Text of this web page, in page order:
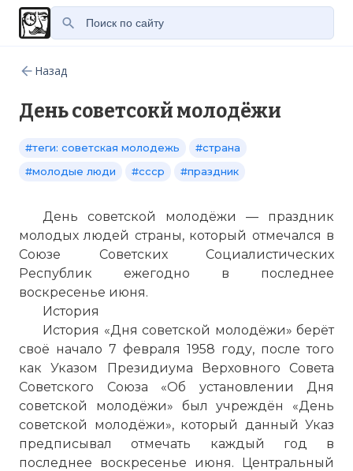
Назад
День советсокй молодёжи
#теги: советская молодежь
#страна
#молодые люди
#ссср #праздник
День советской молодёжи — праздник
молодых людей страны, который отмечался в
Союзе Советских Социалистических
Республик ежегодно в последнее
воскресенье июня.
История
История «Дня советской молодёжи» берёт
своё начало 7 февраля 1958 году, после того
как Указом Президиума Верховного Совета
Советского Союза «Об установлении Дня
советской молодёжи» был учреждён «День
советской молодёжи», который данный Указ
предписывал отмечать каждый год в
последнее воскресенье июня. Центральный